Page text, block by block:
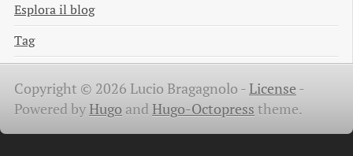
Esplora il blog
Tag
Copyright © 2026 Lucio Bragagnolo -License -
Powered byHugo and Hugo-Octopress theme.